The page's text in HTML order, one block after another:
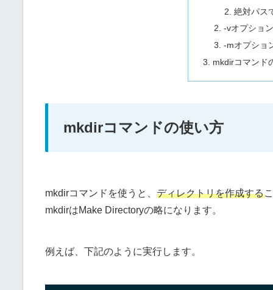
絶対パス
-vオプショ
-mオプショ
mkdirコマンド
mkdirコマンドの使い方
mkdirコマンドを使うと、 ディレクトリを作成する
mkdirはMake Directoryの略になります。
例えば、下記のように実行します。